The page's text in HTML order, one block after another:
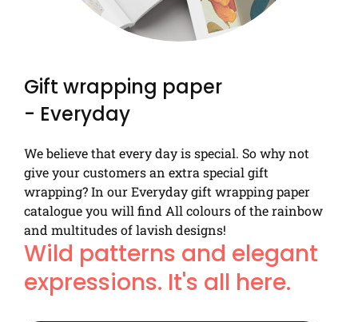
Gift wrapping paper
- Everyday
We believe that every day is special. So why not
give your customers an extra special gift
wrapping? In our Everyday gift wrapping paper
catalogue you will find All colours of the rainbow
and multitudes of lavish designs!
Wild patterns and elegant
expressions. It's all here.